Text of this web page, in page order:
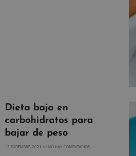
Dieta baja en
carbohidratos para
bajar de peso
13 DICIEMBRE, 2021 NO HAY COMENTARIOS